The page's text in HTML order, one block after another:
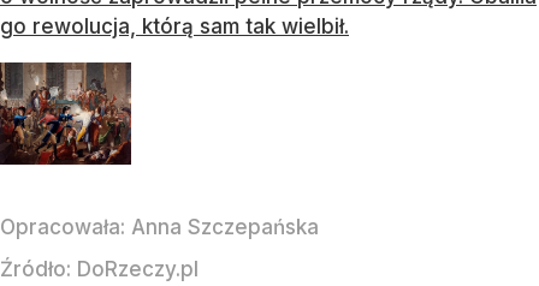
go rewolucja, którą sam tak wielbił.
Opracowała: Anna Szczepańska
Źródło: DoRzeczy.pl